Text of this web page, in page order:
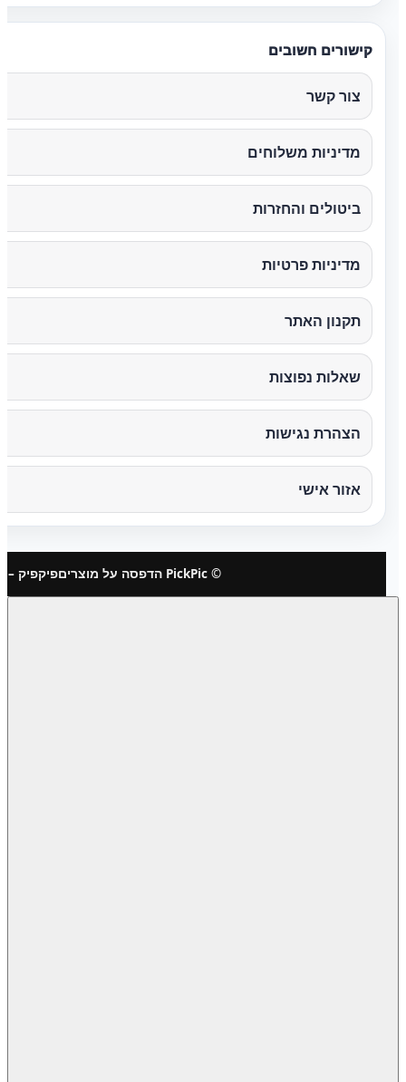
קישורים חשובים
צור קשר
מדיניות משלוחים
ביטולים והחזרות
מדיניות פרטיות
תקנון האתר
שאלות נפוצות
הצהרת נגישות
אזור אישי
© PickPic הדפסה על מוצרים פיקפיק –